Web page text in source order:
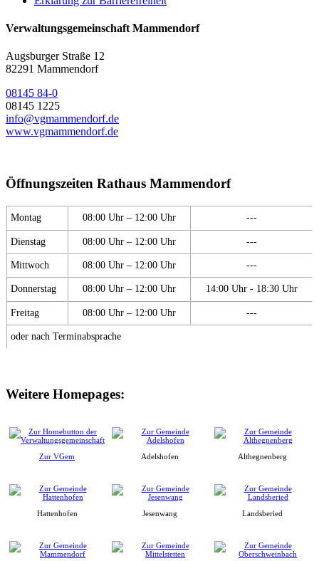
Verwaltungsgemeinschaft Mammendorf
Augsburger Straße 12
82291 Mammendorf
08145 84-0
08145 1225
info@vgmammendorf.de
www.vgmammendorf.de
Öffnungszeiten Rathaus Mammendorf
Montag 08:00 Uhr – 12:00 Uhr ---
Dienstag 08:00 Uhr – 12:00 Uhr ---
Mittwoch 08:00 Uhr – 12:00 Uhr ---
Donnerstag 08:00 Uhr – 12:00 Uhr 14:00 Uhr - 18:30 Uhr
Freitag 08:00 Uhr – 12:00 Uhr ---
oder nach Terminabsprache
Weitere Homepages:
Zur VGem Adelshofen Althegnenberg
Hattenhofen Jesenwang Landsberied